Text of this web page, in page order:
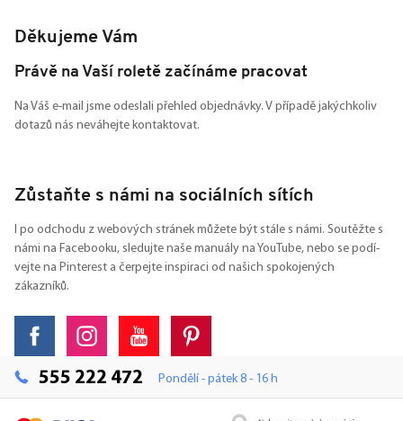
Děkujeme Vám
Právě na Vaší roletě začínáme pracovat
Na Váš e-mail jsme odeslali přehled objednávky. V případě jakýchkoliv
dotazů nás neváhejte kontaktovat.
Zůstaňte s námi na sociálních sítích
I po odchodu z webových stránek můžete být stále s námi. Soutěžte s
námi na Facebooku, sledujte naše manuály na YouTube, nebo se podí-
vejte na Pinterest a čerpejte inspiraci od našich spokojených
zákazníků.
555 222 472 Pondělí - pátek 8 - 16 h